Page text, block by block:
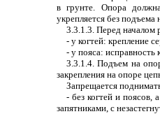
в грунте. Опора
укрепляется без подъема
3.3.1.3. Перед началом
- у когтей: крепление
- у пояса: исправность
3.3.1.4. Подъем на
закрепления на опоре
Запрещается
- без когтей и
запятниками, с